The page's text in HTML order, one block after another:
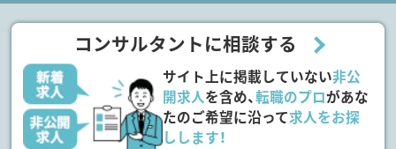
コンサルタントに相談する
サイト上に掲載していない非公
開求人を含め、転職のプロがあな
たのご希望に沿って求人をお探
しします！